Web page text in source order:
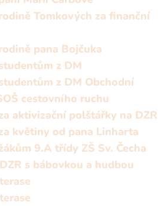
Tomkových za finanční
pana Bojčuka
z DM
z DM Obchodní
cestovního ruchu
aktivizační polštářky na DZR
květiny od pana Linharta
9.A třídy ZŠ Sv. Čecha
s bábovkou a hudbou